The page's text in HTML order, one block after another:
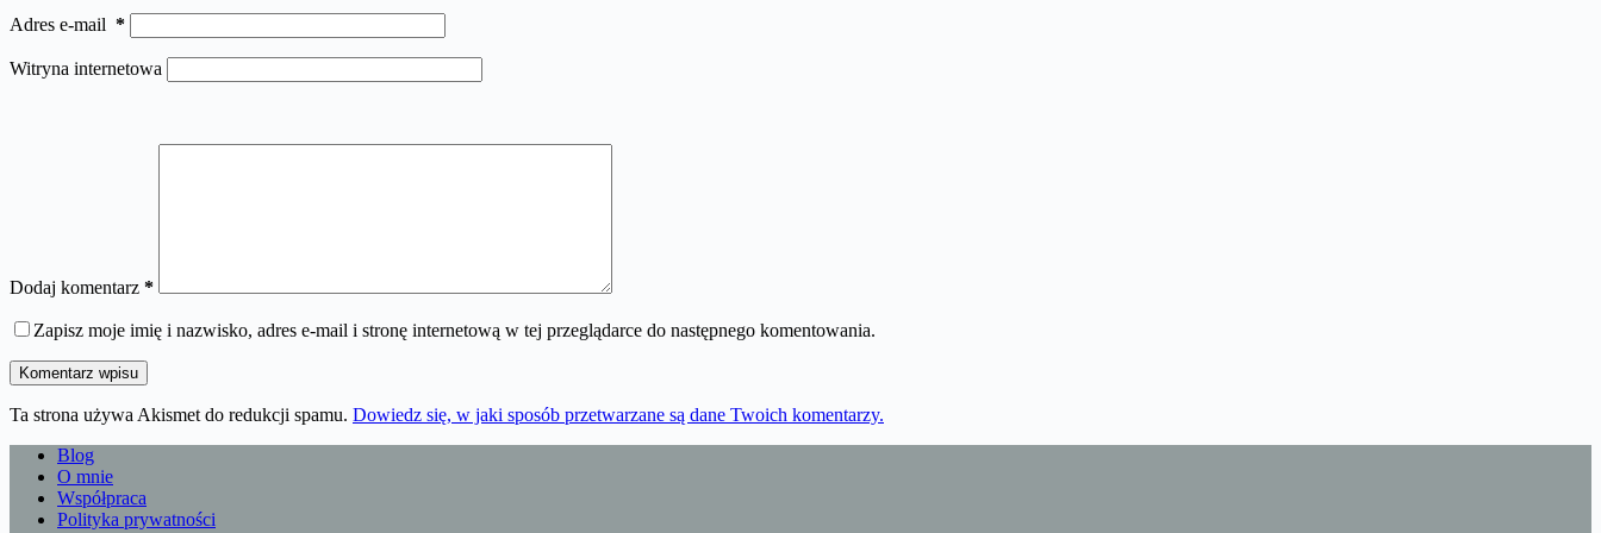
Adres e-mail *
Witryna internetowa
Dodaj komentarz *
Zapisz moje imię i nazwisko, adres e-mail i stronę internetową w tej przeglądarce do następnego komentowania.
Komentarz wpisu
Ta strona używa Akismet do redukcji spamu. Dowiedz się, w jaki sposób przetwarzane są dane Twoich komentarzy.
Blog
O mnie
Współpraca
Polityka prywatności